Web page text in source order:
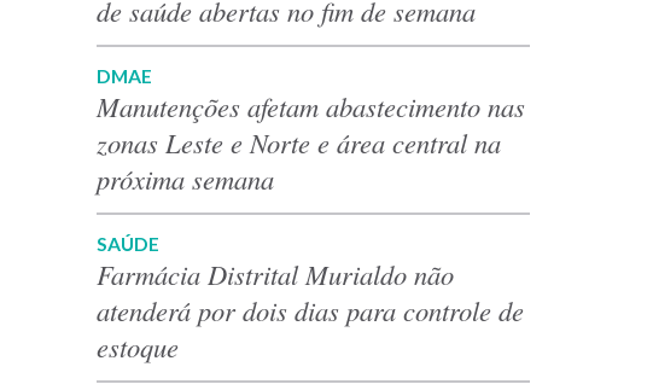
de saúde abertas no fim de semana
DMAE
Manutenções afetam abastecimento nas
zonas Leste e Norte e área central na
próxima semana
SAÚDE
Farmácia Distrital Murialdo não
atenderá por dois dias para controle de
estoque